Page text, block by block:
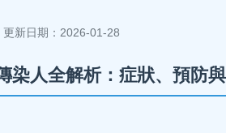
更新日期：2026-01-28
染人全解析：症狀、預防